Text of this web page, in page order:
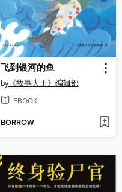
飞到银河的鱼
by《故事大王》编辑部
EBOOK
BORROW